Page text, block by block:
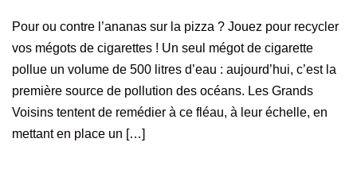
Pour ou contre l’ananas sur la pizza ? Jouez pour recycler
vos mégots de cigarettes ! Un seul mégot de cigarette
pollue un volume de 500 litres d’eau : aujourd’hui, c’est la
première source de pollution des océans. Les Grands
Voisins tentent de remédier à ce fléau, à leur échelle, en
mettant en place un […]